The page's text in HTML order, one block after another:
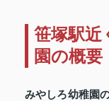
笹塚駅近
園の概要
みやしろ幼稚園